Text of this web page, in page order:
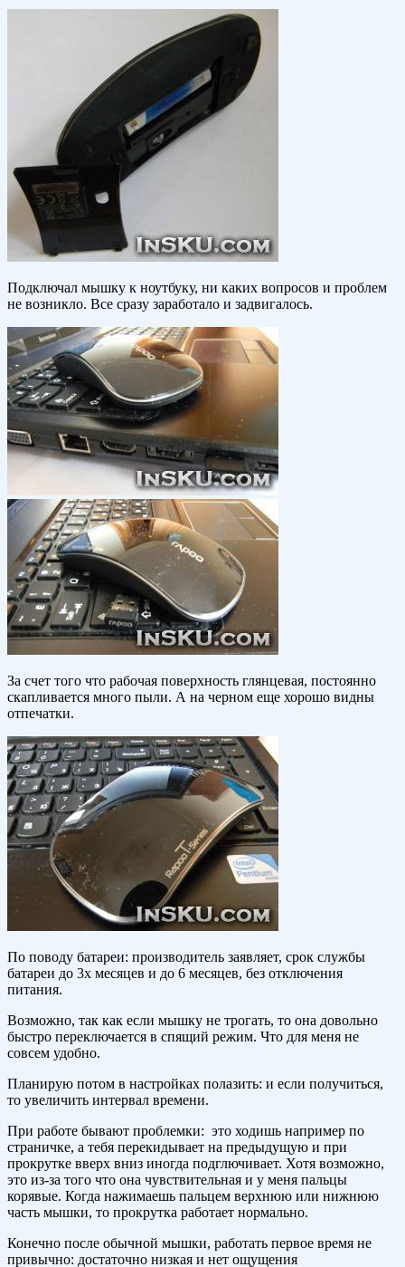
Подключал мышку к ноутбуку, ни каких вопросов и проблем
не возникло. Все сразу заработало и задвигалось.
За счет того что рабочая поверхность глянцевая, постоянно
скапливается много пыли. А на черном еще хорошо видны
отпечатки.
По поводу батареи: производитель заявляет, срок службы
батареи до 3х месяцев и до 6 месяцев, без отключения
питания.
Возможно, так как если мышку не трогать, то она довольно
быстро переключается в спящий режим. Что для меня не
совсем удобно.
Планирую потом в настройках полазить: и если получиться,
то увеличить интервал времени.
При работе бывают проблемки: это ходишь например по
страничке, а тебя перекидывает на предыдущую и при
прокрутке вверх вниз иногда подглючивает. Хотя возможно,
это из-за того что она чувствительная и у меня пальцы
корявые. Когда нажимаешь пальцем верхнюю или нижнюю
часть мышки, то прокрутка работает нормально.
Конечно после обычной мышки, работать первое время не
привычно: достаточно низкая и нет ощущения